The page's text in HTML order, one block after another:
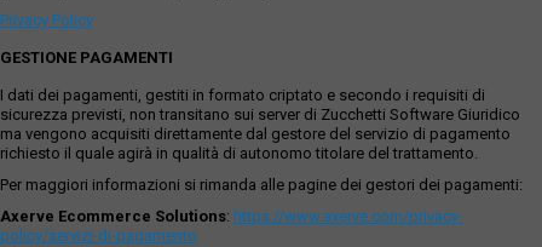
Privacy Policy
GESTIONE PAGAMENTI
I dati dei pagamenti, gestiti in formato criptato e secondo i requisiti di
sicurezza previsti, non transitano sui server di Zucchetti Software Giuridico
ma vengono acquisiti direttamente dal gestore del servizio di pagamento
richiesto il quale agirà in qualità di autonomo titolare del trattamento.
Per maggiori informazioni si rimanda alle pagine dei gestori dei pagamenti:
Axerve Ecommerce Solutions: https://www.axerve.com/privacy-
policy/servizi-di-pagamento